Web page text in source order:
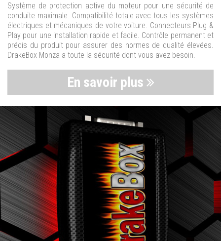
Système de protection active du moteur pour une sécurité de
conduite maximale. Compatibilité totale avec tous les systèmes
électriques et mécaniques de votre voiture. Connecteurs Plug &
Play pour une installation rapide et facile. Contrôle permanent et
précis du produit pour assurer des normes de qualité élevées.
DrakeBox Monza a toute la sécurité dont vous avez besoin.
En savoir plus